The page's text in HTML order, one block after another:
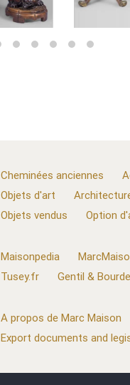
Cheminées anciennes
Objets d'art
Objets vendus
Option
Maisonpedia
Tusey.fr
Gentil &
A propos de Marc Maison
Export documents and